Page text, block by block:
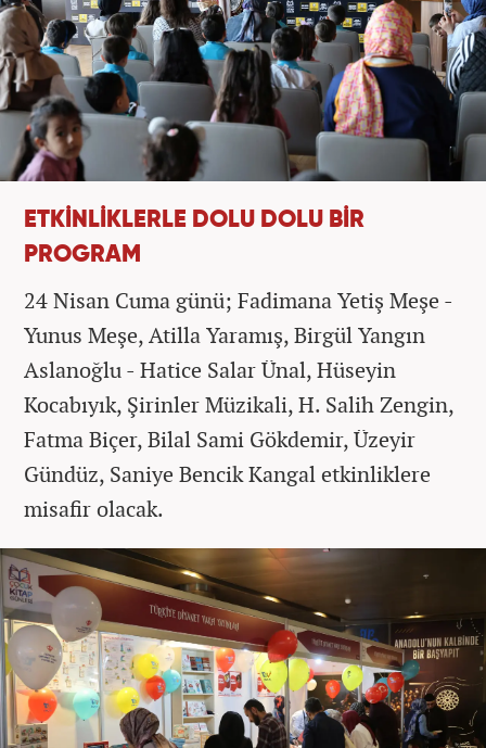
ETKİNLİKLERLE DOLU DOLU BİR
PROGRAM
24 Nisan Cuma günü; Fadimana Yetiş Meşe -
Yunus Meşe, Atilla Yaramış, Birgül Yangın
Aslanoğlu - Hatice Salar Ünal, Hüseyin
Kocabıyık, Şirinler Müzikali, H. Salih Zengin,
Fatma Biçer, Bilal Sami Gökdemir, Üzeyir
Gündüz, Saniye Bencik Kangal etkinliklere
misafir olacak.